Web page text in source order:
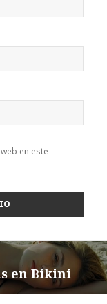
en este
en Bikini